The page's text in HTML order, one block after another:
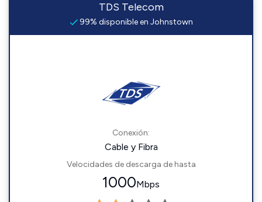
TDS Telecom
99% disponible en Johnstown
Conexión:
Cable y Fibra
Velocidades de descarga de hasta
1000Mbps